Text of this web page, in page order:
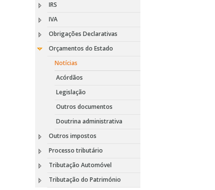
IRS
IVA
Obrigações Declarativas
Orçamentos do Estado
Notícias
Acórdãos
Legislação
Outros documentos
Doutrina administrativa
Outros impostos
Processo tributário
Tributação Automóvel
Tributação do Património